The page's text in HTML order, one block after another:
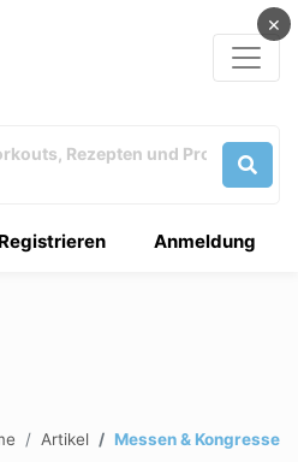
Anmeldung
Registrieren
Artikel Messen & Kongresse
×